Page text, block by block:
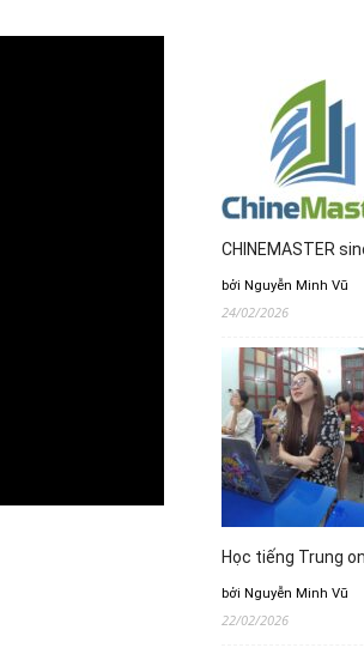
CHINEMASTER
bởi Nguyễn Minh Vũ
24/02/2026
Học tiếng Trung
bởi Nguyễn Minh Vũ
22/02/2026